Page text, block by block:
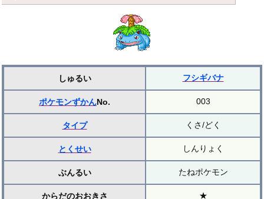
しゅるい フシギバナ
ポケモンずかんNo. 003
タイプ くさ/どく
とくせい しんりょく
ぶんるい たねポケモン
からだのおおきさ ★